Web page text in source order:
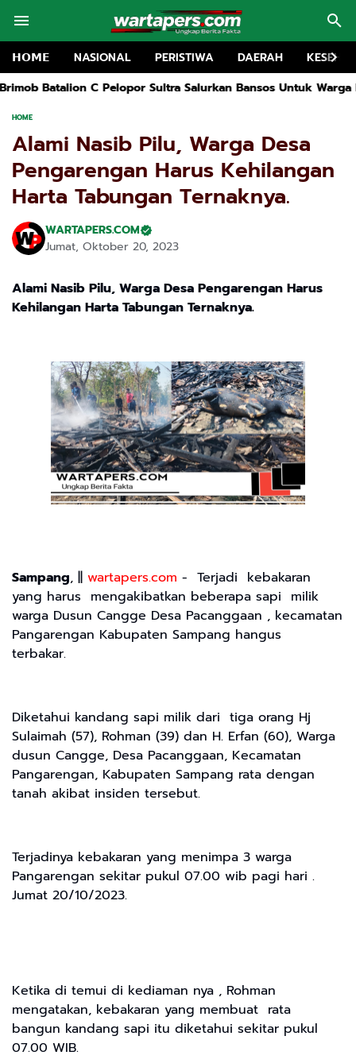
𝗛𝗢𝗠𝗘 NASIONAL PERISTIWA DAERAH
Sultra Salurkan Bansos Untuk Warga Kurang Mampu Di
HOME
Alami Nasib Pilu, Warga Desa
Pengarengan Harus Kehilangan
Harta Tabungan Ternaknya.
WARTAPERS.COM
Jumat, Oktober 20, 2023
Alami Nasib Pilu, Warga Desa Pengarengan Harus
Kehilangan Harta Tabungan Ternaknya.
Sampang, || wartapers.com - Terjadi kebakaran
yang harus mengakibatkan beberapa sapi milik
warga Dusun Cangge Desa Pacanggaan , kecamatan
Pangarengan Kabupaten Sampang hangus
terbakar.
Diketahui kandang sapi milik dari tiga orang Hj
Sulaimah (57), Rohman (39) dan H. Erfan (60), Warga
dusun Cangge, Desa Pacanggaan, Kecamatan
Pangarengan, Kabupaten Sampang rata dengan
tanah akibat insiden tersebut.
Terjadinya kebakaran yang menimpa 3 warga
Pangarengan sekitar pukul 07.00 wib pagi hari .
Jumat 20/10/2023.
Ketika di temui di kediaman nya , Rohman
mengatakan, kebakaran yang membuat rata
bangun kandang sapi itu diketahui sekitar pukul
07.00 WIB.